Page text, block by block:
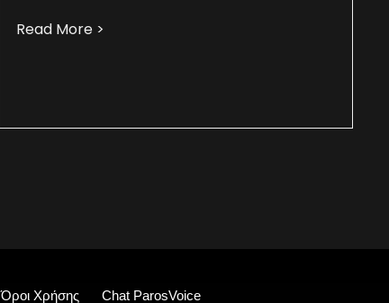
Read More >
Όροι Χρήσης Chat ParosVoice